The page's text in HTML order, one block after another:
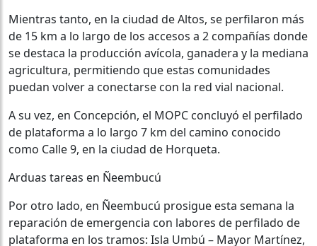
Mientras tanto, en la ciudad de Altos, se perfilaron más
de 15 km a lo largo de los accesos a 2 compañías donde
se destaca la producción avícola, ganadera y la mediana
agricultura, permitiendo que estas comunidades
puedan volver a conectarse con la red vial nacional.
A su vez, en Concepción, el MOPC concluyó el perfilado
de plataforma a lo largo 7 km del camino conocido
como Calle 9, en la ciudad de Horqueta.
Arduas tareas en Ñeembucú
Por otro lado, en Ñeembucú prosigue esta semana la
reparación de emergencia con labores de perfilado de
plataforma en los tramos: Isla Umbú – Mayor Martínez,